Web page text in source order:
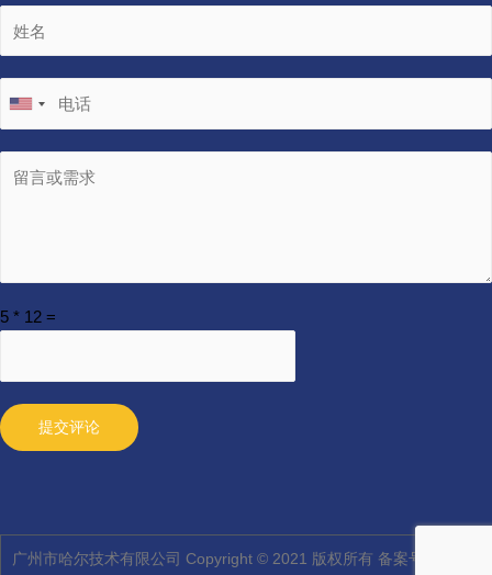
5 * 12 =
提交评论
广州市哈尔技术有限公司 Copyright © 2021 版权所有 备案号：